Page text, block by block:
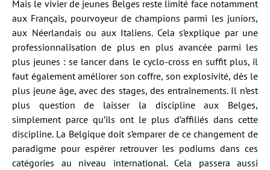
Mais le vivier de jeunes Belges reste limité face notamment
aux Français, pourvoyeur de champions parmi les juniors,
aux Néerlandais ou aux Italiens. Cela s’explique par une
professionnalisation de plus en plus avancée parmi les
plus jeunes : se lancer dans le cyclo-cross en suffit plus, il
faut également améliorer son coffre, son explosivité, dès le
plus jeune âge, avec des stages, des entraînements. Il n’est
plus question de laisser la discipline aux Belges,
simplement parce qu’ils ont le plus d’affiliés dans cette
discipline. La Belgique doit s’emparer de ce changement de
paradigme pour espérer retrouver les podiums dans ces
catégories au niveau international. Cela passera aussi